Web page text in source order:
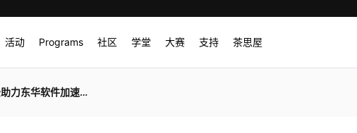
活动 Programs 社区 学堂 大赛 支持 茶思屋
华软件加速敏捷转型